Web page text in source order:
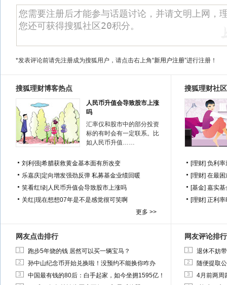
*发表评论前请先注册成为搜狐用户，请点击右上角“新用户注册”进行注册！
搜狐理财博客热点
人民币升值会导致股市上涨
吗
汇率仅和股市中的部分投资
标的有时会有一定联系。比
如人民币升值……
刘利强 希腊获救黄金基本面有所改变
乐嘉庆 定向增发强劲反弹 私募基金业绩回暖
笑看红绿 人民币升值会导致股市上涨吗
关红 现在想想07年是不是感觉很可笑啊
更多 >>
搜狐理财社
[理财] 负利率
[理财] 在最困
[基金] 嘉实基
[理财] 正利率
网友点击排行
1 跑步5年烧的钱 居然可以买一辆宝马？
2 孙中山纪念币开始兑换啦！没预约不能换你咋办
3 中国最有钱的80后：白手起家，如今坐拥1595亿！
网友评论排行
1 退休不妨
2 随便提取
3 4月前两周